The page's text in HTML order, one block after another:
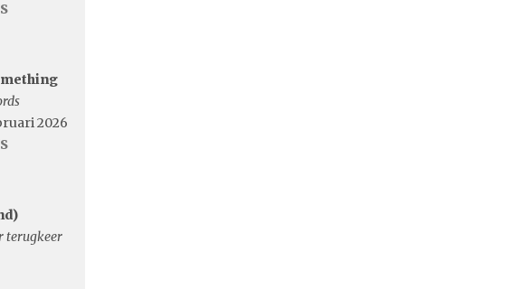
2026
terugkeer